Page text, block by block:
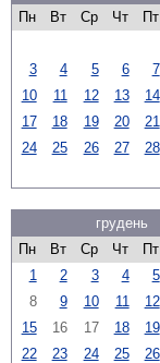
Пн
Вт Ср Чт Пт
3
4 5 6 7
10
11 12 13 14
17
18 19 20 21
24
25 26 27 28
грудень
Пн
Вт Ср Чт Пт
1
2 3 4 5
8
9 10 11 12
15
16 17 18 19
22
23 24 25 26